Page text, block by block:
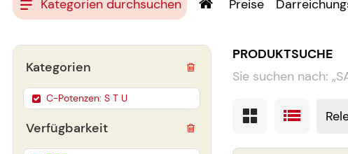
Kategorien durchsuchen Preise
PRODUKTSUCHE
Sie suchen nach: „
Verfügbarkeit
Kategorien
C-Potenzen: S T U